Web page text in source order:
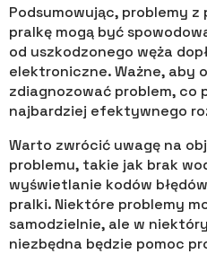
Podsumowując, problemy
pralkę mogą być
od uszkodzonego węża
elektroniczne. Ważne, aby
zdiagnozować problem, co
najbardziej efektywnego
Warto zwrócić uwagę na
problemu, takie jak brak
wyświetlanie kodów
pralki. Niektóre problemy
samodzielnie, ale w
niezbędna będzie pomoc